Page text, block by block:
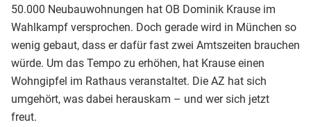
50.000 Neubauwohnungen hat OB Dominik Krause im
Wahlkampf versprochen. Doch gerade wird in München so
wenig gebaut, dass er dafür fast zwei Amtszeiten brauchen
würde. Um das Tempo zu erhöhen, hat Krause einen
Wohngipfel im Rathaus veranstaltet. Die AZ hat sich
umgehört, was dabei herauskam – und wer sich jetzt
freut.